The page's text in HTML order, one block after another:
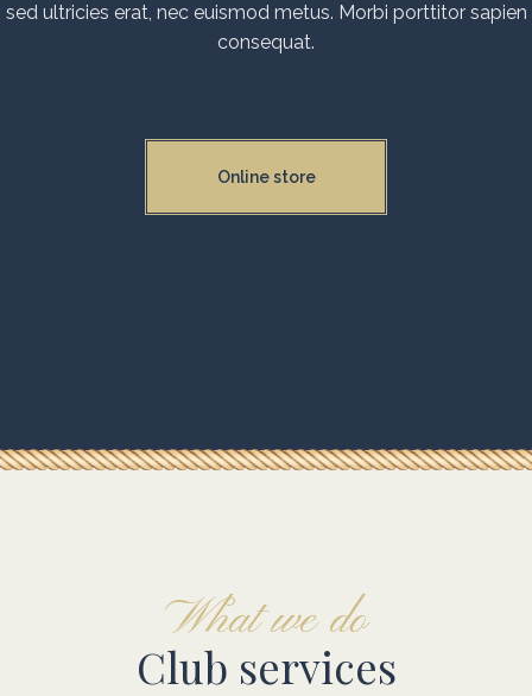
sed ultricies erat, nec euismod metus. Morbi porttitor sapien
consequat.
Online store
What we do
Club services